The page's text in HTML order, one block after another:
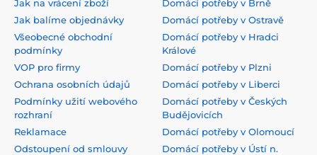
Jak na vrácení zboží
Jak balíme objednávky
Všeobecné obchodní
podmínky
VOP pro firmy
Ochrana osobních údajů
Podmínky užití webového
rozhraní
Reklamace
Odstoupení od smlouvy
Domácí potřeby v Brně
Domácí potřeby v Ostravě
Domácí potřeby v Hradci
Králové
Domácí potřeby v Plzni
Domácí potřeby v Liberci
Domácí potřeby v Českých
Budějovicích
Domácí potřeby v Olomoucí
Domácí potřeby v Ústí n.